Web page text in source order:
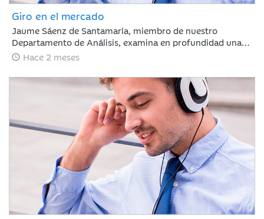
Giro en el mercado
Jaume Sáenz de Santamaría, miembro de nuestro
Departamento de Análisis, examina en profundidad una
semana compleja para los inversores. Tras un mes de
de ligeras caídas y repunte de la volatilidad, un escenario
condicionado por la ausencia de avances comerciales
significativos entre EE. UU. y China, la firme postura de
Pekín respecto a Taiwán y la preocupante prolongación
del conflicto en Oriente Medio, factores que obligan a
evaluar con cautela las dinámicas macroeconómicas
Hace 2 meses